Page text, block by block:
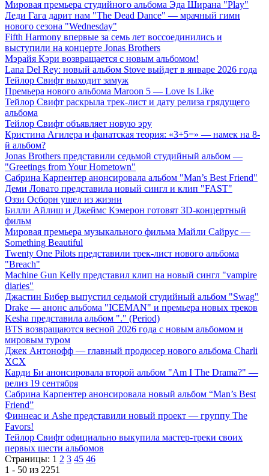
Мировая премьера студийного альбома Эда Ширана "Play"
Леди Гага дарит нам "The Dead Dance" — мрачный гимн
нового сезона "Wednesday"
Fifth Harmony впервые за семь лет воссоединились и
выступили на концерте Jonas Brothers
Мэрайя Кэри возвращается с новым альбомом!
Lana Del Rey: новый альбом Stove выйдет в январе 2026 года
Тейлор Свифт выходит замуж
Премьера нового альбома Maroon 5 — Love Is Like
Тейлор Свифт раскрыла трек-лист и дату релиза грядущего
альбома
Тейлор Свифт объявляет новую эру
Кристина Агилера и фанатская теория: «3+5=» — намек на 8-
й альбом?
Jonas Brothers представили седьмой студийный альбом —
"Greetings from Your Hometown"
Сабрина Карпентер анонсировала альбом "Man’s Best Friend"
Деми Ловато представила новый сингл и клип "FAST"
Оззи Осборн ушел из жизни
Билли Айлиш и Джеймс Кэмерон готовят 3D-концертный
фильм
Мировая премьера музыкального фильма Майли Сайрус —
Something Beautiful
Twenty One Pilots представили трек-лист нового альбома
"Breach"
Machine Gun Kelly представил клип на новый сингл "vampire
diaries"
Джастин Бибер выпустил седьмой студийный альбом "Swag"
Drake — анонс альбома "ICEMAN" и премьера новых треков
Kesha представила альбом "." (Period)
BTS возвращаются весной 2026 года с новым альбомом и
мировым туром
Джек Антонофф — главный продюсер нового альбома Charli
XCX
Карди Би анонсировала второй альбом "Am I The Drama?" —
релиз 19 сентября
Сабрина Карпентер анонсировала новый альбом “Man’s Best
Friend”
Финнеас и Ashe представили новый проект — группу The
Favors!
Тейлор Свифт официально выкупила мастер-треки своих
первых шести альбомов
Страницы: 1 2 3 45 46
1 - 50 из 2251